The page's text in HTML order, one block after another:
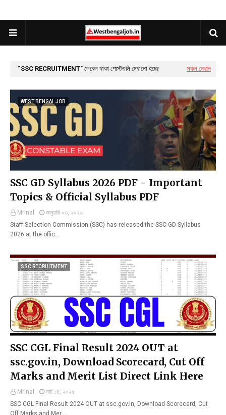
SSC RECRUITMENT লেবেল থাকা পোস্টগুলি দেখানো হচ্ছে সকল দেখান
WEST BENGAL JOB
SSC GD Syllabus 2026 PDF - Important
Topics & Official Syllabus PDF
Mrinal
জানুয়ারি ০৩, ২০২৬
Staff Selection Commission (SSC) has released the SSC GD Syllabus
2026 at the offic…
SSC RECRUITMENT
SSC CGL Final Result 2024 OUT at
ssc.gov.in, Download Scorecard, Cut Off
Marks and Merit List Direct Link Here
Mrinal
মার্চ ১৪, ২০২৫
SSC CGL Final Result 2024 OUT at ssc.gov.in, Download Scorecard, Cut
Off Marks and Mer…